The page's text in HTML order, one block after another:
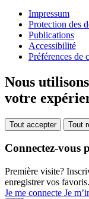
Impressum
Protection des
Publications
Accessibilité
Préférences de
Nous
votre
Tout accepter Tout
Connectez-vous
Première visite?
enregistrer vos favoris.
Je me connecte Je